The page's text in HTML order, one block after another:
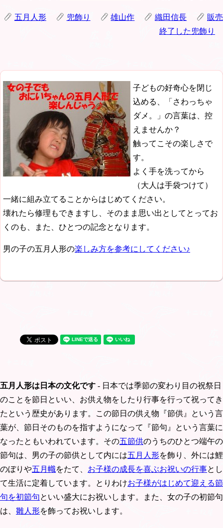
五月人形 兜飾り 雄山作 織田信長
販売
終了した兜飾り
子どもの好奇心を閉じ
込める、「さわっちゃ
ダメ。」の言葉は、控
えませんか？
触ってこその楽しさで
す。
よく手を洗ってから
（大人は手袋つけて）
一緒に組み立てることからはじめてください。
壊れたら修理もできますし、そのまま思い出としてとってお
くのも、また、ひとつの記念となります。
男の子の五月人形の楽しみ方を参考にしてください♪
五月人形は日本の文化です - 日本では季節の変わり目の祝祭日
のことを節日といい、お供え物をしたり行事を行って祝ってき
たという歴史があります。この節日の供え物『節供』という言
葉が、節日そのものを指すようになって『節句』という言葉に
なったともいわれています。その五節供のうちのひとつ端午の
節句は、男の子の節供として内には五月人形を飾り、外には鯉
のぼりや五月幟をたて、 お子様の成長を喜ぶお祝いの行事とし
て生活に定着しています。とりわけお子様がはじめて迎える節
句を初節句といい盛大にお祝いします。また、女の子の初節句
は、 雛人形を飾ってお祝いします。